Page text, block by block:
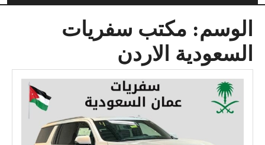
الوسم: مكتب سفريات
السعودية الاردن